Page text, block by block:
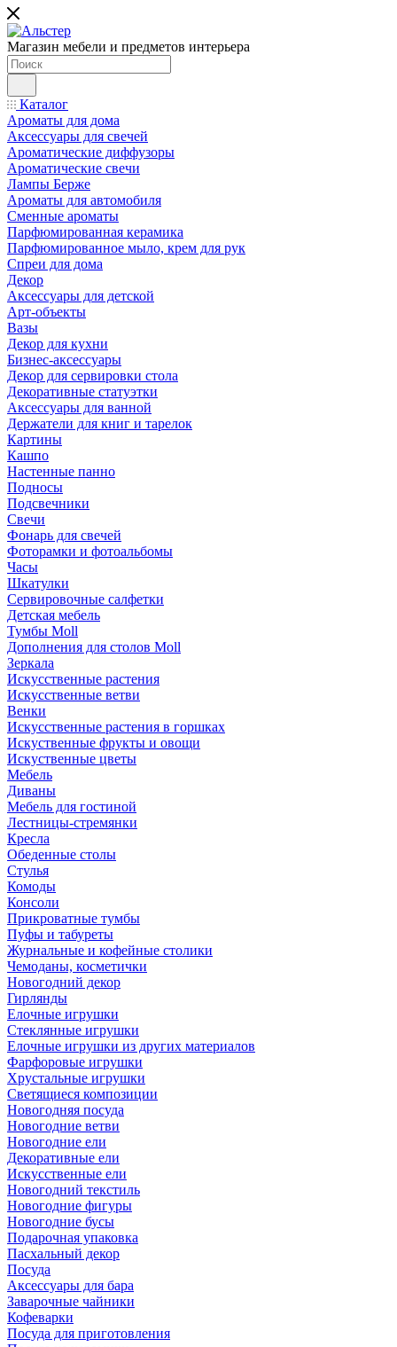
Магазин мебели и предметов интерьера
Каталог
Ароматы для дома
Аксессуары для свечей
Ароматические диффузоры
Ароматические свечи
Лампы Берже
Ароматы для автомобиля
Сменные ароматы
Парфюмированная керамика
Парфюмированное мыло, крем для рук
Спреи для дома
Декор
Аксессуары для детской
Арт-объекты
Вазы
Декор для кухни
Бизнес-аксессуары
Декор для сервировки стола
Декоративные статуэтки
Аксессуары для ванной
Держатели для книг и тарелок
Картины
Кашпо
Настенные панно
Подносы
Подсвечники
Свечи
Фонарь для свечей
Фоторамки и фотоальбомы
Часы
Шкатулки
Сервировочные салфетки
Детская мебель
Тумбы Moll
Дополнения для столов Moll
Зеркала
Искусственные растения
Искусственные ветви
Венки
Искусственные растения в горшках
Искуственные фрукты и овощи
Искуственные цветы
Мебель
Диваны
Мебель для гостиной
Лестницы-стремянки
Кресла
Обеденные столы
Стулья
Комоды
Консоли
Прикроватные тумбы
Пуфы и табуреты
Журнальные и кофейные столики
Чемоданы, косметички
Новогодний декор
Гирлянды
Елочные игрушки
Стеклянные игрушки
Елочные игрушки из других материалов
Фарфоровые игрушки
Хрустальные игрушки
Светящиеся композиции
Новогодняя посуда
Новогодние ветви
Новогодние ели
Декоративные ели
Искусственные ели
Новогодний текстиль
Новогодние фигуры
Новогодние бусы
Подарочная упаковка
Пасхальный декор
Посуда
Аксессуары для бара
Заварочные чайники
Кофеварки
Посуда для приготовления